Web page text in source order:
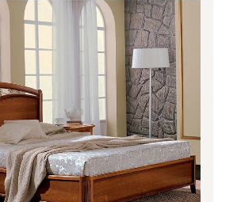
1,616.00€
through